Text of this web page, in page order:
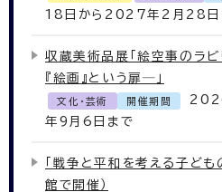
18日から2027年2月28日
収蔵美術品展「絵空事のラ
『絵画』という扉─」
文化・芸術 開催期間
年9月6日まで
「戦争と平和を考える子ども
館で開催）